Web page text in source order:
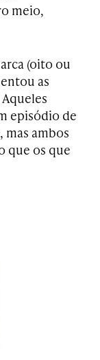
meio,
(oito ou
as
episódio de
ambos
que os que